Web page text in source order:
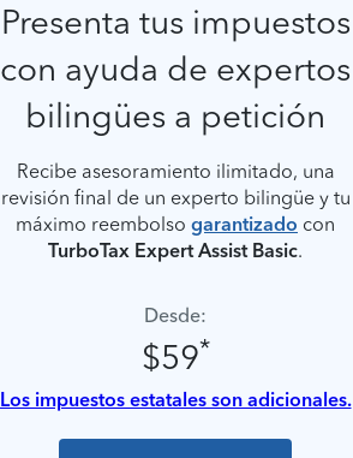
Presenta tus impuestos
con ayuda de expertos
bilingües a petición
Recibe asesoramiento ilimitado, una
revisión final de un experto bilingüe y tu
máximo reembolso garantizado con
TurboTax Expert Assist Basic.
Desde:
$59*
Los impuestos estatales son adicionales.